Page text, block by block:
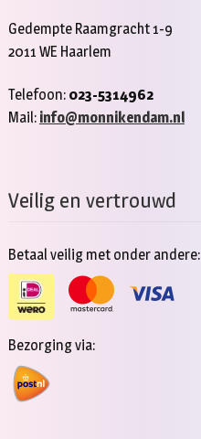
Gedempte Raamgracht 1-9
2011 WE Haarlem
Telefoon: 023-5314962
Mail: info@monnikendam.nl
Veilig en vertrouwd
Betaal veilig met onder andere:
Bezorging via: